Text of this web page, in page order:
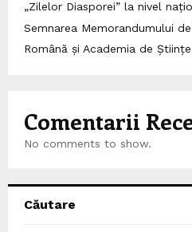
„Zilelor Diasporei” la nivel
Semnarea Memorandumului
Română și Academia de
Comentarii
No comments to show.
Căutare